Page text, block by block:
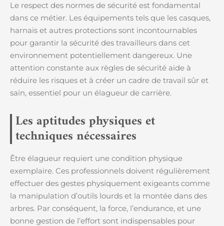
Le respect des normes de sécurité est fondamental
dans ce métier. Les équipements tels que les casques,
harnais et autres protections sont incontournables
pour garantir la sécurité des travailleurs dans cet
environnement potentiellement dangereux. Une
attention constante aux règles de sécurité aide à
réduire les risques et à créer un cadre de travail sûr et
sain, essentiel pour un élagueur de carrière.
Les aptitudes physiques et
techniques nécessaires
Être élagueur requiert une condition physique
exemplaire. Ces professionnels doivent régulièrement
effectuer des gestes physiquement exigeants comme
la manipulation d’outils lourds et la montée dans des
arbres. Par conséquent, la force, l’endurance, et une
bonne gestion de l’effort sont indispensables pour